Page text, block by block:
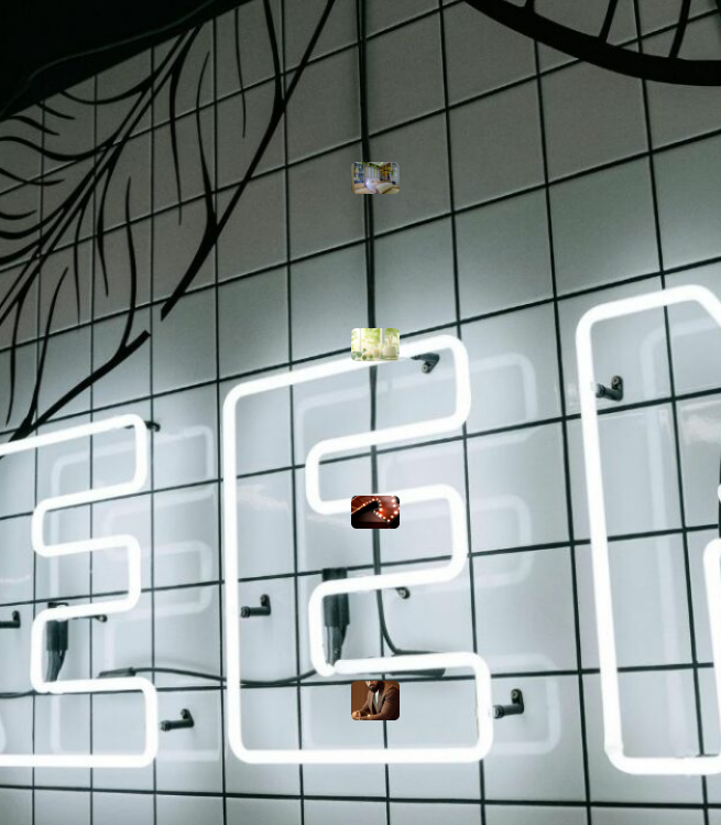
Armarios
empotrados:
cómo diseñarlos
para aprovechar
al máximo tu
espacio
Ambientación
aromática: crea
experiencias a
Carteles
luminosos para
negocios:
visibilidad que
marca la
diferencia
La alianza
moderna: cómo
combinar un
camiseta y
zapatillas